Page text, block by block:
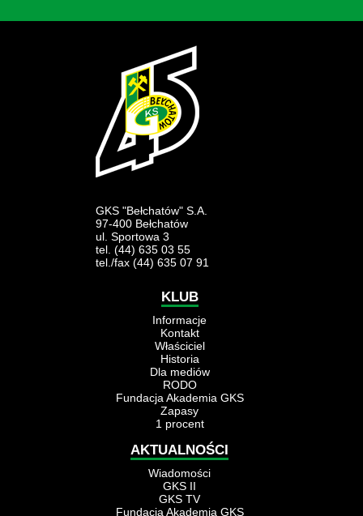
GKS "Bełchatów" S.A.
97-400 Bełchatów
ul. Sportowa 3
tel. (44) 635 03 55
tel./fax (44) 635 07 91
KLUB
Informacje
Kontakt
Właściciel
Historia
Dla mediów
RODO
Fundacja Akademia GKS
Zapasy
1 procent
AKTUALNOŚCI
Wiadomości
GKS II
GKS TV
Fundacja Akademia GKS